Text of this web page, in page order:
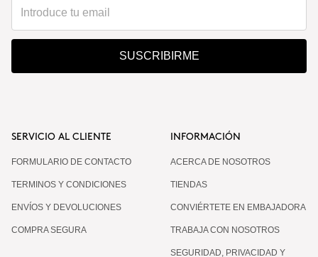
SUSCRIBIRME
SERVICIO AL CLIENTE
FORMULARIO DE CONTACTO
TERMINOS Y CONDICIONES
ENVÍOS Y DEVOLUCIONES
COMPRA SEGURA
INFORMACIÓN
ACERCA DE NOSOTROS
TIENDAS
CONVIÉRTETE EN EMBAJADORA
TRABAJA CON NOSOTROS
SEGURIDAD, PRIVACIDAD Y